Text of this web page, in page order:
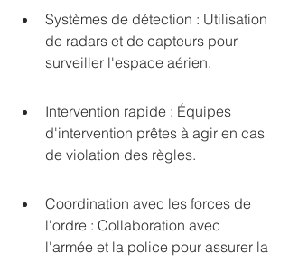
Systèmes de détection : Utilisation
de radars et de capteurs pour
surveiller l'espace aérien.
Intervention rapide : Équipes
d'intervention prêtes à agir en cas
de violation des règles.
Coordination avec les forces de
l'ordre : Collaboration avec
l'armée et la police pour assurer la